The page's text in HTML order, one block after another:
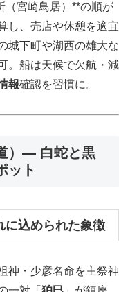
宮崎鳥居）**の順が
し、売店や休憩を適宜
城下町や湖西の雄大な
。船は天候で欠航・減
報確認を習慣に。
）— 白蛇と黒
ット
に込められた象徴
神・少彦名命を主祭神